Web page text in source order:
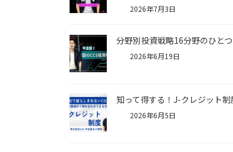
2026年7月3日
分野別投資戦略16分野のひと
2026年6月19日
知って得する！J-クレジット制
2026年6月5日